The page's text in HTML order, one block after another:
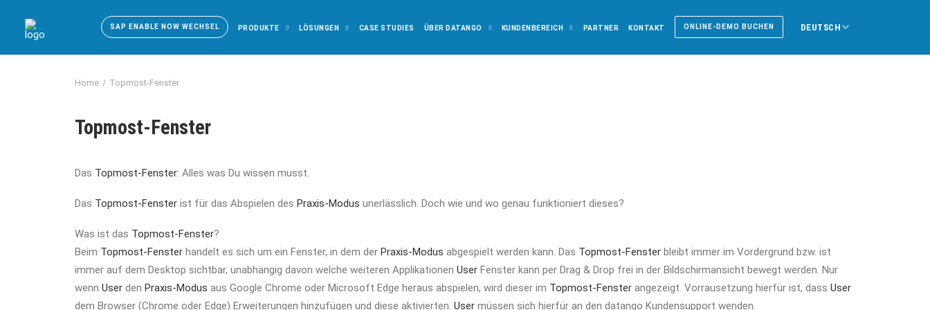
SAP ENABLE NOW WECHSEL PRODUKTE LÖSUNGEN CASE STUDIES ÜBER DATANGO KUNDENBEREICH PARTNER KONTAKT ONLINE-DEMO BUCHEN DEUTSCH
Home Topmost-Fenster
Topmost-Fenster
Das Topmost-Fenster: Alles was Du wissen musst.
Das Topmost-Fenster ist für das Abspielen des Praxis-Modus unerlässlich. Doch wie und wo genau funktioniert dieses?
Was ist das Topmost-Fenster?
Beim Topmost-Fenster handelt es sich um ein Fenster, in dem der Praxis-Modus abgespielt werden kann. Das Topmost-Fenster bleibt immer im Vordergrund bzw. ist
immer auf dem Desktop sichtbar, unabhängig davon welche weiteren Applikationen User Fenster kann per Drag & Drop frei in der Bildschirmansicht bewegt werden. Nur
wenn User den Praxis-Modus aus Google Chrome oder Microsoft Edge heraus abspielen, wird dieser im Topmost-Fenster angezeigt. Vorrausetzung hierfür ist, dass User
dem Browser (Chrome oder Edge) Erweiterungen hinzufügen und diese aktivierten. User müssen sich hierfür an den datango Kundensupport wenden.